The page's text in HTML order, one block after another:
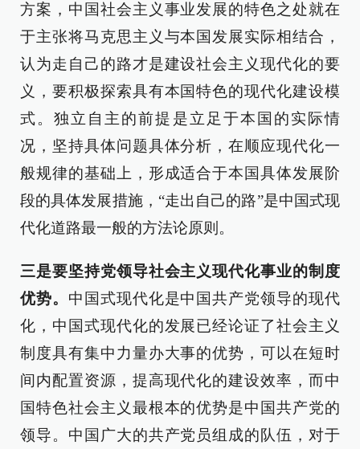
方案，中国社会主义事业发展的特色之处就在
于主张将马克思主义与本国发展实际相结合，
认为走自己的路才是建设社会主义现代化的要
义，要积极探索具有本国特色的现代化建设模
式。独立自主的前提是立足于本国的实际情
况，坚持具体问题具体分析，在顺应现代化一
般规律的基础上，形成适合于本国具体发展阶
段的具体发展措施，“走出自己的路”是中国式现
代化道路最一般的方法论原则。
三是要坚持党领导社会主义现代化事业的制度
优势。 中国式现代化是中国共产党领导的现代
化，中国式现代化的发展已经论证了社会主义
制度具有集中力量办大事的优势，可以在短时
间内配置资源，提高现代化的建设效率，而中
国特色社会主义最根本的优势是中国共产党的
领导。中国广大的共产党员组成的队伍，对于